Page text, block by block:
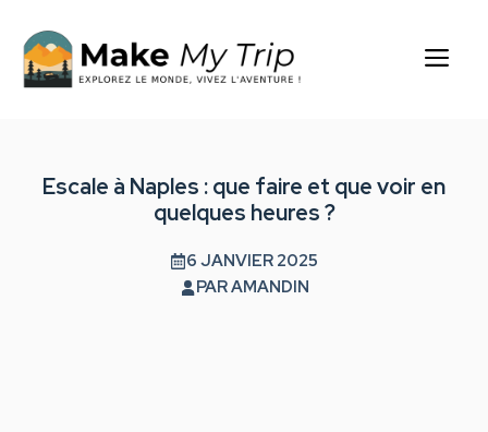
contenu
Escale à Naples : que faire et que voir en
quelques heures ?
6 JANVIER 2025
PARAMANDIN